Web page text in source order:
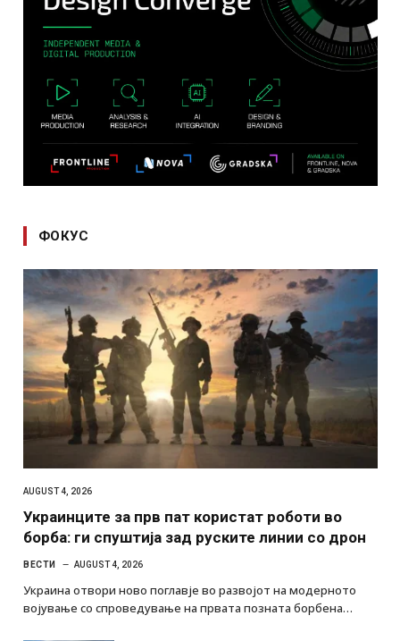
ФОКУС
AUGUST 4, 2026
Украинците за прв пат користат роботи во
борба: ги спуштија зад руските линии со дрон
ВЕСТИ AUGUST 4, 2026
Украина отвори ново поглавје во развојот на модерното
војување со спроведување на првата позната борбена…